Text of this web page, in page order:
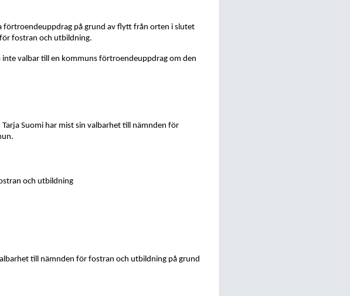
förtroendeuppdrag på grund av flytt från orten i slutet
fostran och utbildning.
valbar till en kommuns förtroendeuppdrag om den
Suomi har mist sin valbarhet till nämnden för
och utbildning
till nämnden för fostran och utbildning på grund